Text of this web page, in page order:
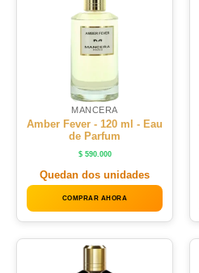
MANCERA
Amber Fever - 120 ml - Eau
de Parfum
$590.000
Quedan dos unidades
COMPRAR AHORA